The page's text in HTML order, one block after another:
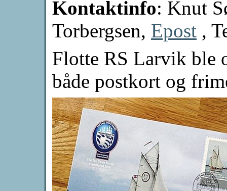
Kontaktinfo: Knut
Torbergsen, Epost ,
Flotte RS Larvik ble
både postkort og